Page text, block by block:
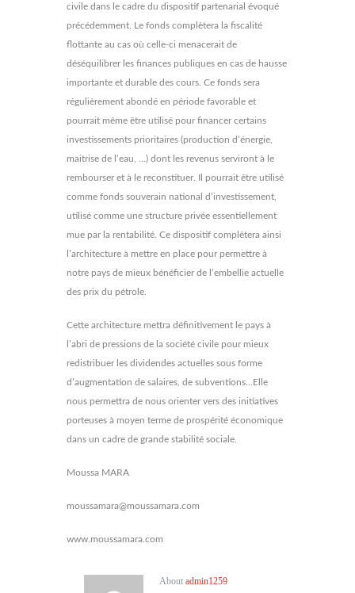
civile dans le cadre du dispositif partenarial évoqué
précédemment. Le fonds complètera la fiscalité
flottante au cas où celle-ci menacerait de
déséquilibrer les finances publiques en cas de hausse
importante et durable des cours. Ce fonds sera
régulièrement abondé en période favorable et
pourrait même être utilisé pour financer certains
investissements prioritaires (production d’énergie,
maitrise de l’eau, …) dont les revenus serviront à le
rembourser et à le reconstituer. Il pourrait être utilisé
comme fonds souverain national d’investissement,
utilisé comme une structure privée essentiellement
mue par la rentabilité. Ce dispositif complètera ainsi
l’architecture à mettre en place pour permettre à
notre pays de mieux bénéficier de l’embellie actuelle
des prix du pétrole.
Cette architecture mettra définitivement le pays à
l’abri de pressions de la société civile pour mieux
redistribuer les dividendes actuelles sous forme
d’augmentation de salaires, de subventions…Elle
nous permettra de nous orienter vers des initiatives
porteuses à moyen terme de prospérité économique
dans un cadre de grande stabilité sociale.
Moussa MARA
moussamara@moussamara.com
www.moussamara.com
Aboutadmin1259